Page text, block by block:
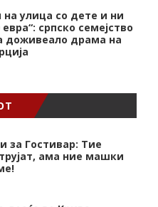
на улица со дете и ни
српско семејство
доживеало драма на
за Гостивар: Тие
ама ние машки